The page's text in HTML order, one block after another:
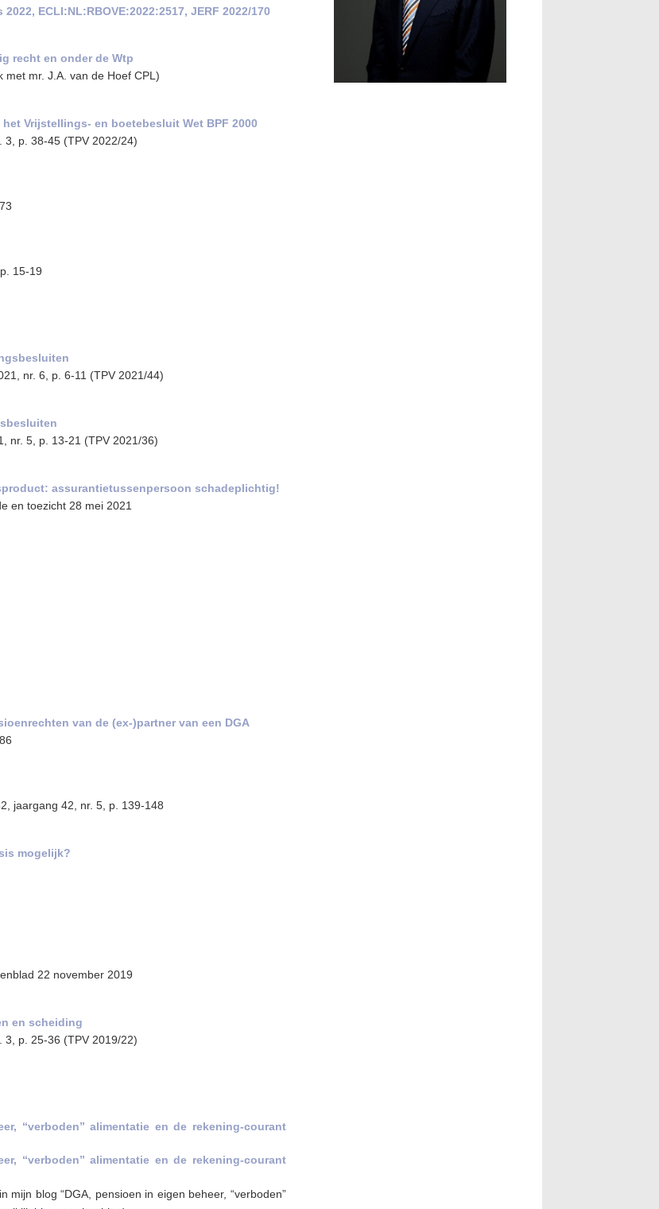
ECLI:NL:RBOVE:2022:2517, JERF 2022/170
recht en onder de Wtp
met mr. J.A. van de Hoef CPL)
Vrijstellings- en boetebesluit Wet BPF 2000
3, p. 38-45 (TPV 2022/24)
15-19
nr. 6, p. 6-11 (TPV 2021/44)
nr. 5, p. 13-21 (TPV 2021/36)
assurantietussenpersoon schadeplichtig!
en toezicht 28 mei 2021
van de (ex-)partner van een DGA
jaargang 42, nr. 5, p. 139-148
mogelijk?
22 november 2019
en scheiding
3, p. 25-36 (TPV 2019/22)
“verboden” alimentatie en de rekening-courant
“verboden” alimentatie en de rekening-courant
blog “DGA, pensioen in eigen beheer, “verboden”